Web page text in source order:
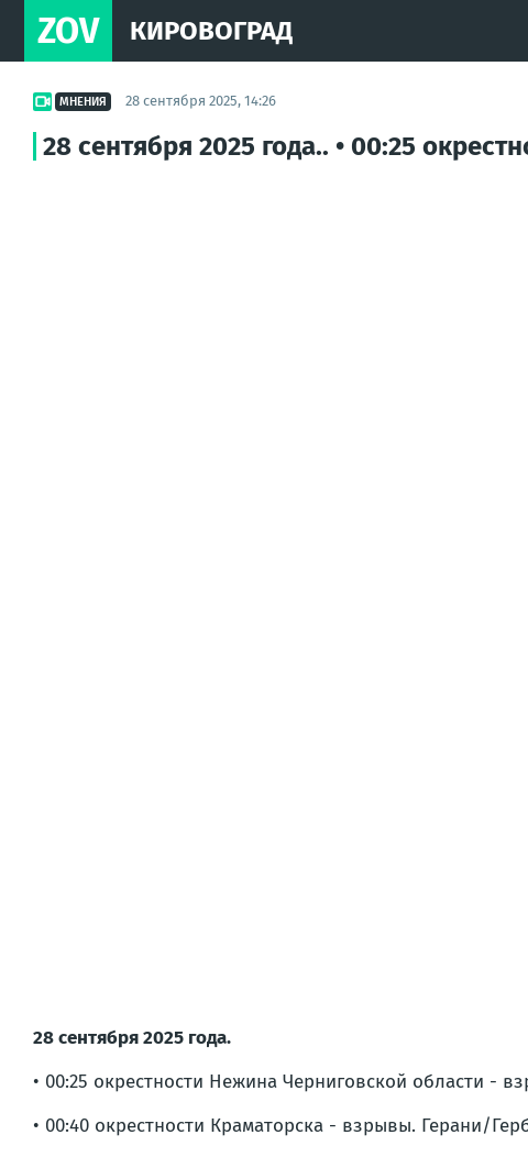
ZOV КИРОВОГРАД
МНЕНИЯ 28 сентября 2025, 14:26
28 сентября 2025 года.. • 00:25
28 сентября 2025 года.
• 00:25 окрестности Нежина Черниговской области -
• 00:40 окрестности Краматорска - взрывы. Герани/